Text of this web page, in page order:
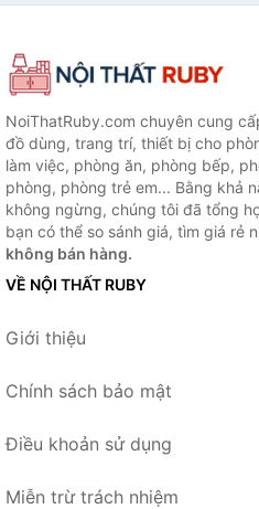
NoiThatRuby.com chuyên cung
đồ dùng, trang trí, thiết bị cho
làm việc, phòng ăn, phòng bếp,
phòng, phòng trẻ em... Bằng khả
không ngừng, chúng tôi đã tổng
bạn có thể so sánh giá, tìm giá rẻ
không bán hàng.
VỀ NỘI THẤT RUBY
Giới thiệu
Chính sách bảo mật
Điều khoản sử dụng
Miễn trừ trách nhiệm